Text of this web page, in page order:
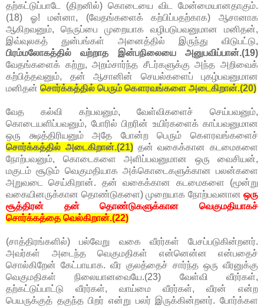
தற்கட்டுப்பாடே (திறனில்) கொடையை விட மேன்மையானதாகும்.
(18) ஓ! மன்னா, (வேதங்களைக் கற்பிப்பதற்காக) ஆசானாக
ஆகிறவனும், நெருப்பை முறையாக வழிபடுபவனுமான மனிதன்,
இவ்வுலகத் துன்பங்கள் அனைத்தில் இருந்து விடுபட்டு,
பிரம்மலோகத்தில் வற்றாத இன்பநிலையை அனுபவிப்பான்.(19)
வேதங்களைக் கற்று, அறம்சார்ந்த சீடர்களுக்கு அந்த அறிவைக்
கற்பித்தவனும், தன் ஆசானின் செயல்களைப் புகழ்பவனுமான
மனிதன் சொர்க்கத்தில் பெரும் கௌரவங்களை அடைகிறான்.(20)
வேத கல்வி கற்பவனும், வேள்விகளைச் செய்பவனும்,
கொடையளிப்பவனும், போரில் பிறரின் உயிர்களைக் காப்பவனுமான
ஒரு க்ஷத்திரியனும் அதே போன்ற பெரும் கௌரவங்களைச்
சொர்க்கத்தில் அடைகிறான்.(21)தன் வகைக்கான கடமைகளை
நோற்பவனும், கொடைகளை அளிப்பவனுமான ஒரு வைசியன்,
மகுடம் சூடும் வெகுமதியாக அக்கொடைகளுக்கான பலன்களை
அறுவடை செய்கிறான். தன் வகைக்கான கடமைகளை (மூன்று
வகையினருக்கான தொண்டுகளை) முறையாக நோற்பவனான ஒரு
சூத்திரன் தன் தொண்டுகளுக்கான வெகுமதியாகச்
சொர்க்கத்தை வெல்கிறான்.(22)
(சாத்திரங்களில்) பல்வேறு வகை வீரர்கள் பேசப்படுகின்றனர்.
அவர்கள் அடைந்த வெகுமதிகள் என்னென்ன என்பதைச்
சொல்கிறேன் கேட்பாயாக. வீர குலத்தைச் சார்ந்த ஒரு வீரனுக்கு
வெகுமதிகள் நிலையானவையே.(23) வேள்வி வீரர்கள்,
தற்கட்டுப்பாட்டு வீரர்கள், வாய்மை வீரர்கள், வீரன் என்ற
பெயருக்குத் தகுந்த பிறர் என்று பலர் இருக்கின்றனர். போர்க்கள